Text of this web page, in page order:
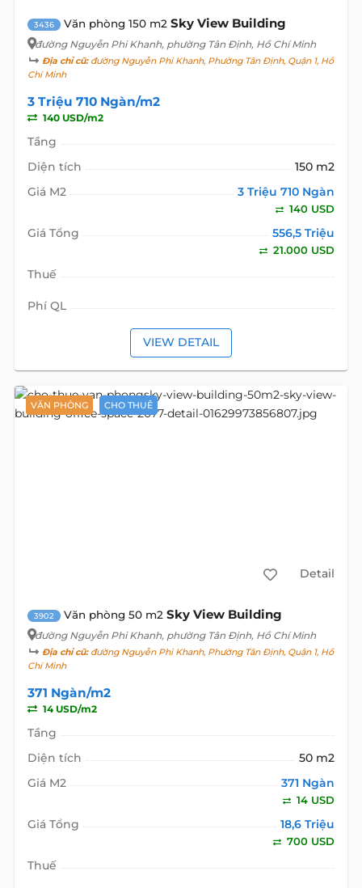
3436 Văn phòng 150 m2 Sky View Building
đường Nguyễn Phi Khanh, phường Tân Định, Hồ Chí Minh
Địa chỉ cũ:đường Nguyễn Phi Khanh, Phường Tân Định, Quận 1, Hồ
Chí Minh
3 Triệu 710 Ngàn/m2
140 USD/m2
Tầng
Diện tích
150 m2
Giá M2
3 Triệu 710 Ngàn
140 USD
Giá Tổng 556,5 Triệu
21.000 USD
Thuế
Phí QL
VIEW DETAIL
VĂN PHÒNG CHO THUÊ
Detail
3902 Văn phòng 50 m2 Sky View Building
đường Nguyễn Phi Khanh, phường Tân Định, Hồ Chí Minh
Địa chỉ cũ:đường Nguyễn Phi Khanh, Phường Tân Định, Quận 1, Hồ
Chí Minh
371 Ngàn/m2
14 USD/m2
Tầng
Diện tích
50 m2
Giá M2
371 Ngàn
14 USD
Giá Tổng 18,6 Triệu
700 USD
Thuế